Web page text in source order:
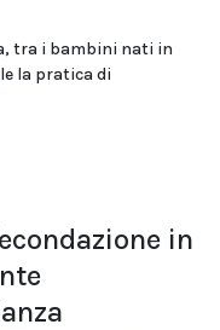
tra i bambini nati in
la pratica di
in